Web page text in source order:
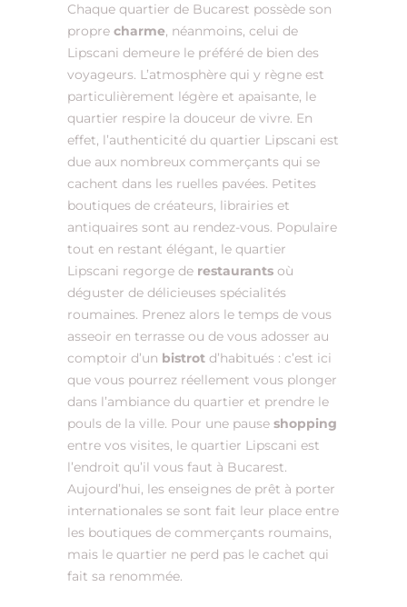
Chaque quartier de Bucarest possède son
propre charme, néanmoins, celui de
Lipscani demeure le préféré de bien des
voyageurs. L’atmosphère qui y règne est
particulièrement légère et apaisante, le
quartier respire la douceur de vivre. En
effet, l’authenticité du quartier Lipscani est
due aux nombreux commerçants qui se
cachent dans les ruelles pavées. Petites
boutiques de créateurs, librairies et
antiquaires sont au rendez-vous. Populaire
tout en restant élégant, le quartier
Lipscani regorge de restaurants où
déguster de délicieuses spécialités
roumaines. Prenez alors le temps de vous
asseoir en terrasse ou de vous adosser au
comptoir d’un bistrot d’habitués : c’est ici
que vous pourrez réellement vous plonger
dans l’ambiance du quartier et prendre le
pouls de la ville. Pour une pause shopping
entre vos visites, le quartier Lipscani est
l’endroit qu’il vous faut à Bucarest.
Aujourd’hui, les enseignes de prêt à porter
internationales se sont fait leur place entre
les boutiques de commerçants roumains,
mais le quartier ne perd pas le cachet qui
fait sa renommée.